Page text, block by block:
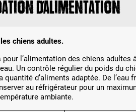
d’alimentation
chiens adultes.
pour l’alimentation des chiens adultes
Un contrôle régulier du poids du
quantité d’aliments adaptée. De l’eau
au réfrigérateur pour un
ambiante.